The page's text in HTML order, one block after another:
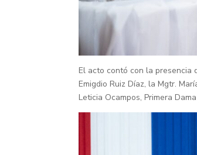
El acto contó con la presencia
Emigdio Ruiz Díaz, la Mgtr.
Leticia Ocampos, Primera